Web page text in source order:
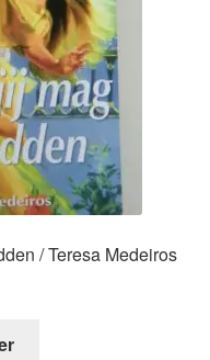
/ Teresa Medeiros